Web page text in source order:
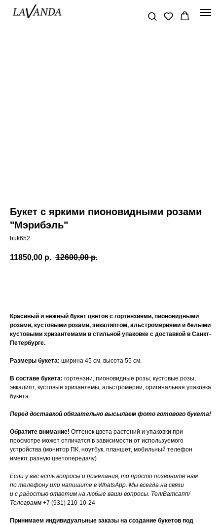
Букет с яркими пионовидными розами
"Мэрибэль"
buk652
11850,00 р. 12600,00 р.
Красивый и нежный букет цветов с гортензиями, пионовидными
розами, кустовыми розами, эвкалиптом, альстромериями и белыми
кустовыми хризантемами в стильной упаковке с доставкой в Санкт-
Петербурге.
Размеры букета: ширина 45 см, высота 55 см.
В составе букета: гортензии, пионовидные розы, кустовые розы,
эвкалипт, кустовые хризантемы, альстромерии, оригинальная упаковка
букета.
Перед доставкой обязательно высылаем фото готового букета!
Обратите внимание! Оттенок цвета растений и упаковки при
просмотре может отличатся в зависимости от используемого
устройства (монитор ПК, ноутбук, планшет, мобильный телефон
имеют разную цветопередачу)
Если у вас есть вопросы и пожелания, то просто позвоните нам
по телефону или напишите в WhatsApp. Мы всегда на связи
и с радостью ответим на любые ваши вопросы. Тел/Ватсапп/
Телеграмм +7 (931) 210-10-24
Принимаем индивидуальные заказы на создание букетов под